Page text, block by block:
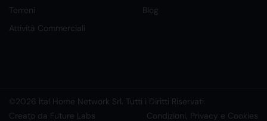
Terreni
Attività Commerciali
Blog
©2026 Ital Home Network Srl. Tutti i Diritti Riservati.
Creato da Future Labs
Condizioni, Privacy e Cookies